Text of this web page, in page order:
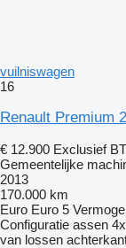
vuilniswagen
16
Renault Premium
€ 12.900 Exclusief
Gemeentelijke
2013
170.000 km
Euro Euro 5
Configuratie assen
van lossen